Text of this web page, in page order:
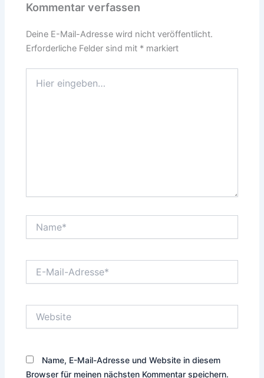
Kommentar verfassen
Deine E-Mail-Adresse wird nicht veröffentlicht.
Erforderliche Felder sind mit * markiert
eingeben…
Mail-
Name, E-Mail-Adresse und Website in diesem
Browser für meinen nächsten Kommentar speichern.